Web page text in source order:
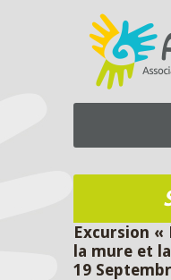
Excursion
la mure et
19